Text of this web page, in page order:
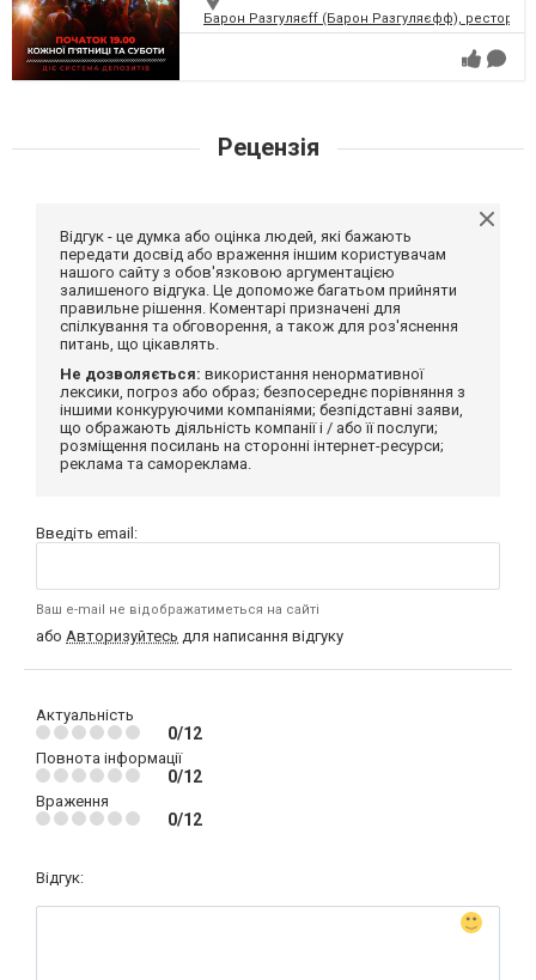
Барон Разгуляєff (Барон Разгуляєфф),
Рецензія
Відгук - це думка або оцінка людей, які бажають
передати досвід або враження іншим користувачам
нашого сайту з обов'язковою аргументацією
залишеного відгука. Це допоможе багатьом прийняти
правильне рішення. Коментарі призначені для
спілкування та обговорення, а також для роз'яснення
питань, що цікавлять.
Не дозволяється: використання ненормативної
лексики, погроз або образ; безпосереднє порівняння з
іншими конкуруючими компаніями; безпідставні заяви,
що ображають діяльність компанії і / або її послуги;
розміщення посилань на сторонні інтернет-ресурси;
реклама та самореклама.
Введіть email:
Ваш e-mail не відображатиметься на сайті
або Авторизуйтесь для написання відгуку
Актуальність
0/12
Повнота інформації
0/12
Враження
0/12
Відгук: